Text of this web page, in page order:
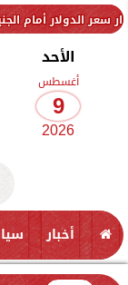
اليوم الأحد 9 أغسطس 2026
الأحد
أغسطس
9
2026
أخبار